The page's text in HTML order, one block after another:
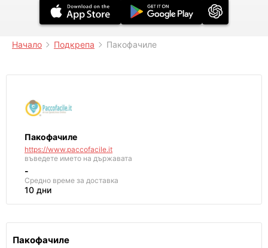
Начало Подкрепа Пакофачиле
Пакофачиле
https://www.paccofacile.it
въведете името на държавата
-
Средно време за доставка
10 дни
Пакофачиле